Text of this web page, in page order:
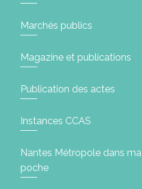
Marchés publics
Magazine et publications
Publication des actes
Instances CCAS
Nantes Métropole dans ma
poche